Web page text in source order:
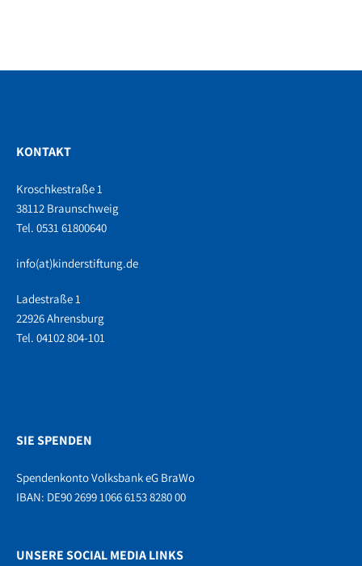
KONTAKT
Kroschkestraße 1
38112 Braunschweig
Tel. 0531 61800640
info(at)kinderstiftung.de
Ladestraße 1
22926 Ahrensburg
Tel. 04102 804-101
SIE SPENDEN
Spendenkonto Volksbank eG BraWo
IBAN: DE90 2699 1066 6153 8280 00
UNSERE SOCIAL MEDIA LINKS